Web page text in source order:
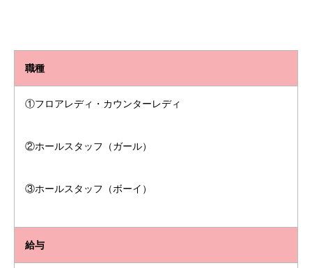
職種
①フロアレディ・カウンターレディ
②ホールスタッフ（ガール）
③ホールスタッフ（ボーイ）
給与